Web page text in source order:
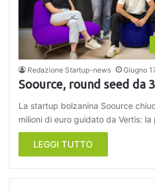
Redazione Startup-news Giugno
Soource, round seed da
La startup bolzanina Soource
milioni di euro guidato da Vertis:
LEGGI TUTTO